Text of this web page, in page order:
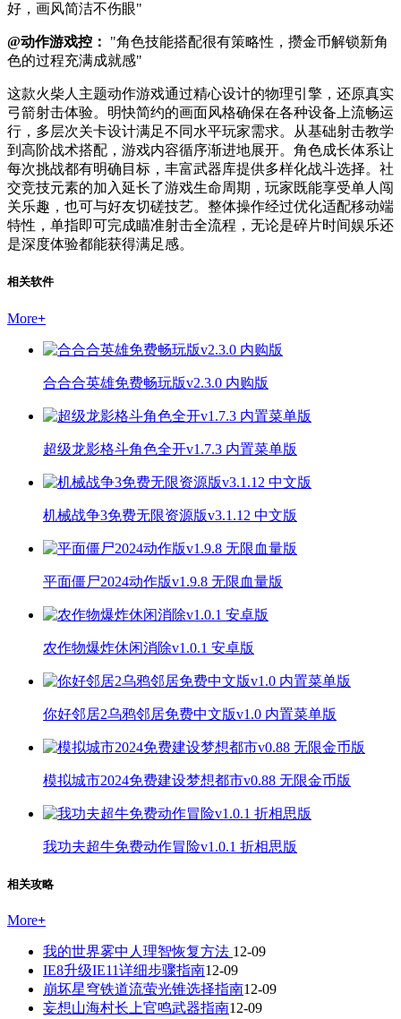
好，画风简洁不伤眼"
@动作游戏控：
"角色技能搭配很有策略性，攒金币解锁新角
色的过程充满成就感"
这款火柴人主题动作游戏通过精心设计的物理引擎，还原真实
弓箭射击体验。明快简约的画面风格确保在各种设备上流畅运
行，多层次关卡设计满足不同水平玩家需求。从基础射击教学
到高阶战术搭配，游戏内容循序渐进地展开。角色成长体系让
每次挑战都有明确目标，丰富武器库提供多样化战斗选择。社
交竞技元素的加入延长了游戏生命周期，玩家既能享受单人闯
关乐趣，也可与好友切磋技艺。整体操作经过优化适配移动端
特性，单指即可完成瞄准射击全流程，无论是碎片时间娱乐还
是深度体验都能获得满足感。
相关软件
More+
合合合英雄免费畅玩版v2.3.0 内购版
超级龙影格斗角色全开v1.7.3 内置菜单版
机械战争3免费无限资源版v3.1.12 中文版
平面僵尸2024动作版v1.9.8 无限血量版
农作物爆炸休闲消除v1.0.1 安卓版
你好邻居2乌鸦邻居免费中文版v1.0 内置菜单版
模拟城市2024免费建设梦想都市v0.88 无限金币版
我功夫超牛免费动作冒险v1.0.1 折相思版
相关攻略
More+
我的世界雾中人理智恢复方法 12-09
IE8升级IE11详细步骤指南12-09
崩坏星穹铁道流萤光锥选择指南12-09
妄想山海村长上官鸣武器指南12-09